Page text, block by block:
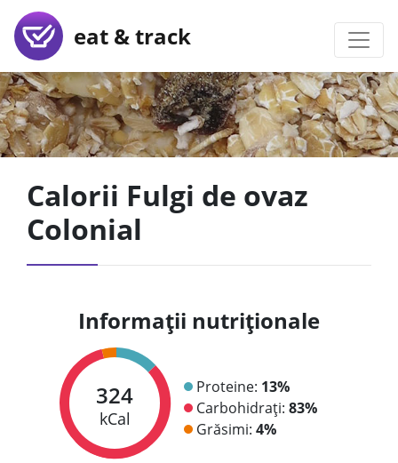
eat & track
Calorii Fulgi de ovaz
Colonial
Informații nutriționale
324
kCal
Proteine: 13%
Carbohidrați: 83%
Grăsimi: 4%